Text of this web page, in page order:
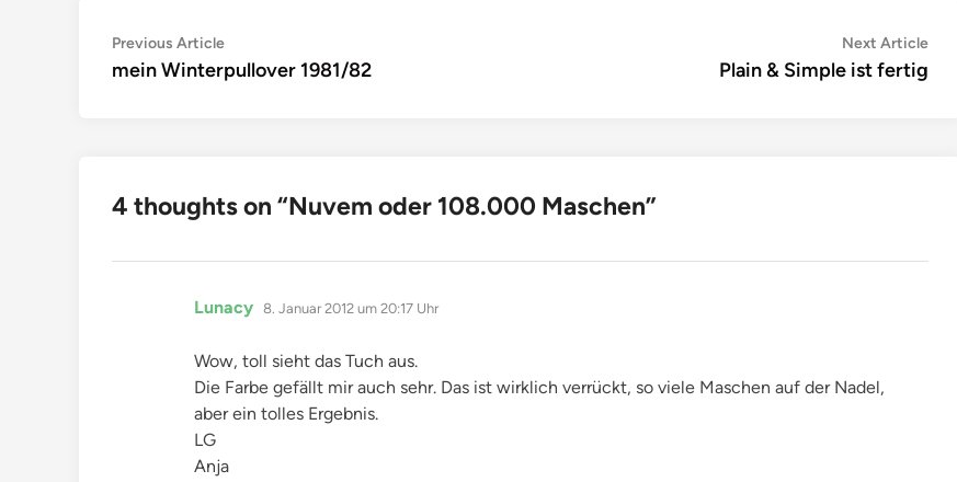
Beitragsnavigation
Previous ArticlePrevious
article:
mein Winterpullover 1981/82
Next ArticleNext
Plain & Simple ist fertig
4 thoughts on “Nuvem oder 108.000 Maschen”
Lunacy sagt:
8. Januar 2012 um 20:17 Uhr
Wow, toll sieht das Tuch aus.
Die Farbe gefällt mir auch sehr. Das ist wirklich verrückt, so viele Maschen auf der Nadel,
aber ein tolles Ergebnis.
LG
Anja